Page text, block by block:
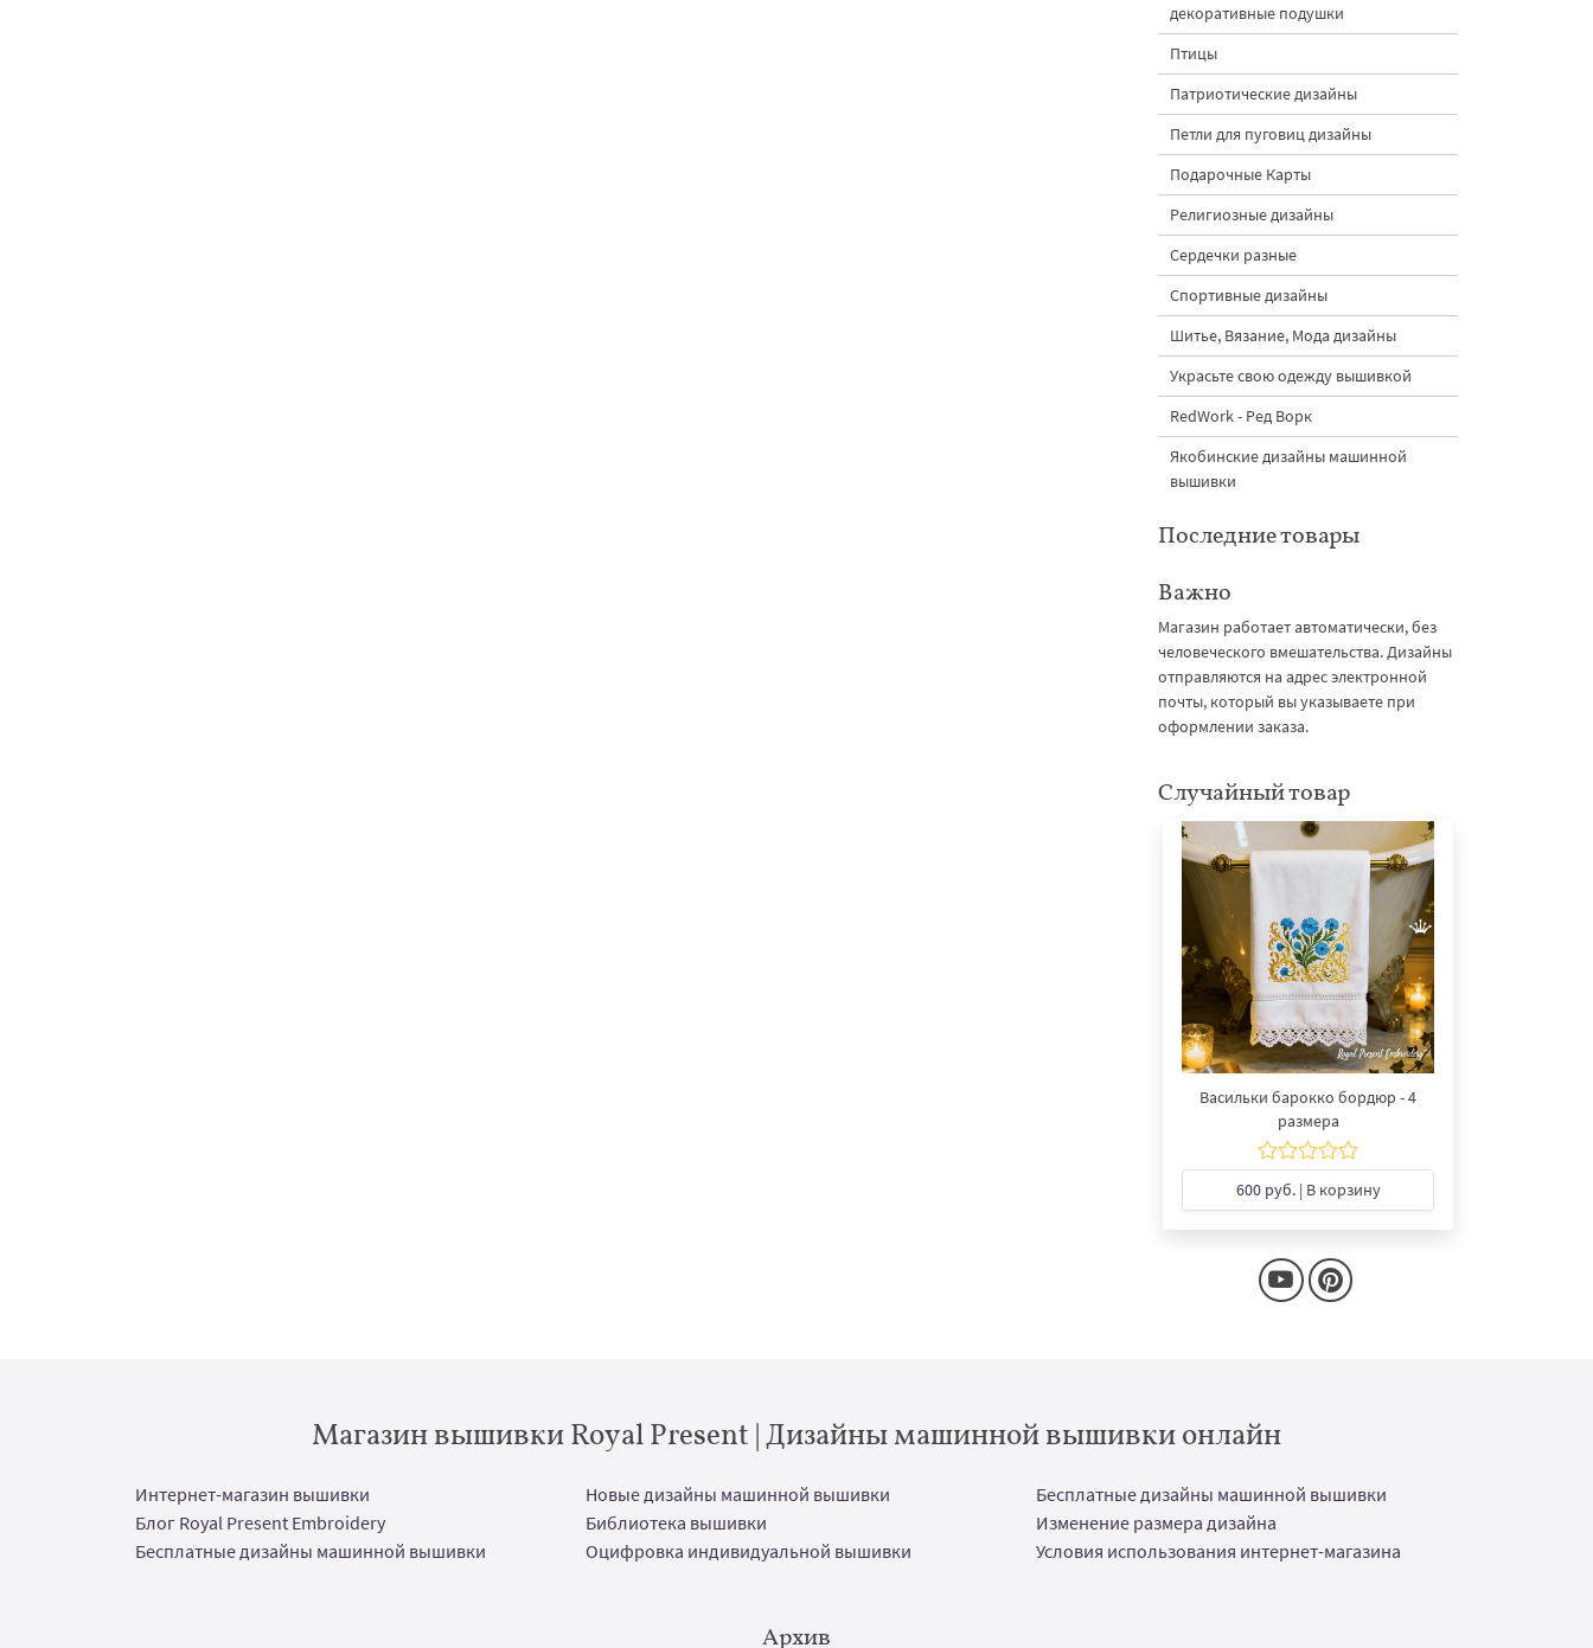
декоративные подушки
Птицы
Патриотические дизайны
Петли для пуговиц дизайны
Подарочные Карты
Религиозные дизайны
Сердечки разные
Спортивные дизайны
Шитье, Вязание, Мода дизайны
Украсьте свою одежду вышивкой
RedWork - Ред Ворк
Якобинские дизайны машинной
вышивки
Последние товары
Важно
Магазин работает автоматически, без
человеческого вмешательства. Дизайны
отправляются на адрес электронной
почты, который вы указываете при
оформлении заказа.
Случайный товар
Васильки барокко бордюр - 4
размера
600 руб.| В корзину
Магазин вышивки Royal Present | Дизайны машинной вышивки онлайн
Интернет-магазин вышивки Новые дизайны машинной вышивки
Бесплатные дизайны машинной вышивки
Блог Royal Present Embroidery
Библиотека вышивки
Изменение размера дизайна
Бесплатные дизайны машинной вышивки
Оцифровка индивидуальной вышивки Условия использования интернет-магазина
Архив